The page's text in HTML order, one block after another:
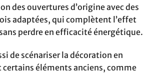
des ouvertures d’origine avec des
adaptées, qui complètent l’effet
perdre en efficacité énergétique.
de scénariser la décoration en
éléments anciens, comme